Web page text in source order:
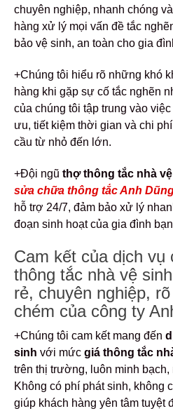
chuyên nghiệp, nhanh chóng
hàng xử lý mọi vấn đề tắc
bảo vệ sinh, an toàn cho gia
+Chúng tôi hiểu rõ những khó
hàng khi gặp sự cố tắc nghẽn
của chúng tôi tập trung vào
ưu, tiết kiệm thời gian và chi
cầu từ nhỏ đến lớn.
+Đội ngũ thợ thông tắc nhà
sửa chữa thông tắc Anh
hỗ trợ 24/7, đảm bảo xử lý
đoạn sinh hoạt của gia đình
Cam kết của dịch vụ
thông tắc nhà vệ
rẻ, chuyên nghiệp,
chém của công ty
+Chúng tôi cam kết mang đến
sinh với mức giá thông tắc
trên thị trường, luôn minh bạch,
Không có phí phát sinh, không
giúp khách hàng yên tâm tuyệt